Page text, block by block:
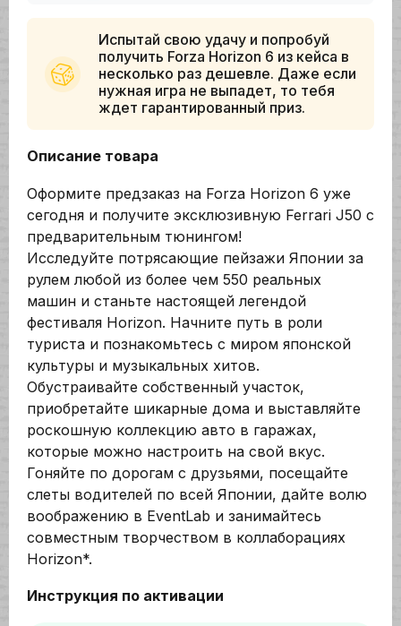
Испытай свою удачу и попробуй
получить Forza Horizon 6 из кейса в
несколько раз дешевле. Даже если
нужная игра не выпадет, то тебя
ждет гарантированный приз.
Описание товара
Оформите предзаказ на Forza Horizon 6 уже
сегодня и получите эксклюзивную Ferrari J50 с
предварительным тюнингом!
Исследуйте потрясающие пейзажи Японии за
рулем любой из более чем 550 реальных
машин и станьте настоящей легендой
фестиваля Horizon. Начните путь в роли
туриста и познакомьтесь с миром японской
культуры и музыкальных хитов.
Обустраивайте собственный участок,
приобретайте шикарные дома и выставляйте
роскошную коллекцию авто в гаражах,
которые можно настроить на свой вкус.
Гоняйте по дорогам с друзьями, посещайте
слеты водителей по всей Японии, дайте волю
воображению в EventLab и занимайтесь
совместным творчеством в коллаборациях
Horizon*.
Инструкция по активации